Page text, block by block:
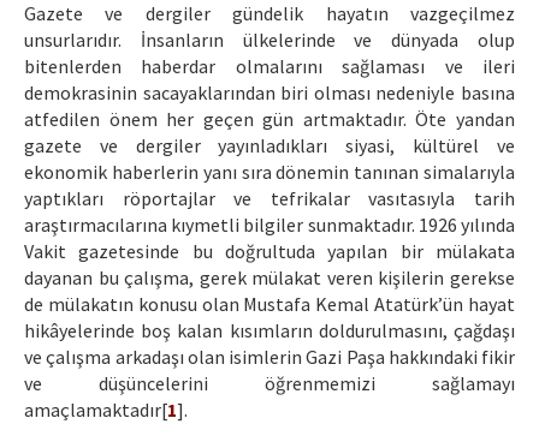
İletişim
Gazete ve dergiler gündelik hayatın vazgeçilmez
unsurlarıdır. İnsanların ülkelerinde ve dünyada olup
bitenlerden haberdar olmalarını sağlaması ve ileri
demokrasinin sacayaklarından biri olması nedeniyle basına
atfedilen önem her geçen gün artmaktadır. Öte yandan
gazete ve dergiler yayınladıkları siyasi, kültürel ve
ekonomik haberlerin yanı sıra dönemin tanınan simalarıyla
yaptıkları röportajlar ve tefrikalar vasıtasıyla tarih
araştırmacılarına kıymetli bilgiler sunmaktadır. 1926 yılında
Vakit gazetesinde bu doğrultuda yapılan bir mülakata
dayanan bu çalışma, gerek mülakat veren kişilerin gerekse
de mülakatın konusu olan Mustafa Kemal Atatürk’ün hayat
hikâyelerinde boş kalan kısımların doldurulmasını, çağdaşı
ve çalışma arkadaşı olan isimlerin Gazi Paşa hakkındaki fikir
ve düşüncelerini öğrenmemizi sağlamayı
amaçlamaktadır[1].